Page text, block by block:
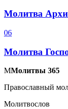
Молитва
06
Молитва
ММолитвы 365
Православный
Молитвослов